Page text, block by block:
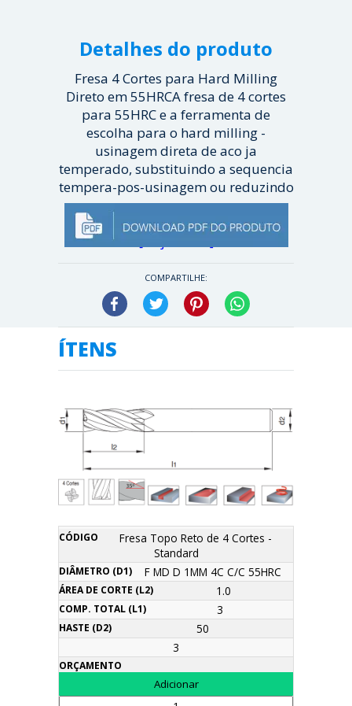
Detalhes do produto
Fresa 4 Cortes para Hard Milling
Direto em 55HRCA fresa de 4 cortes
para 55HRC e a ferramenta de
escolha para o hard milling -
usinagem direta de aco ja
temperado, substituindo a sequencia
tempera-pos-usinagem ou reduzindo
o numer...
COMPARTILHE:
Facebook Twitter Pinterest
ÍTENS
Diâmetro
(d1)
Área
corte
(l2)
Comp.
(l1)
Fresa Topo Reto de 4 Cortes -
Standard
F MD D 1MM 4C C/C 55HRC
1.0
3
50
3